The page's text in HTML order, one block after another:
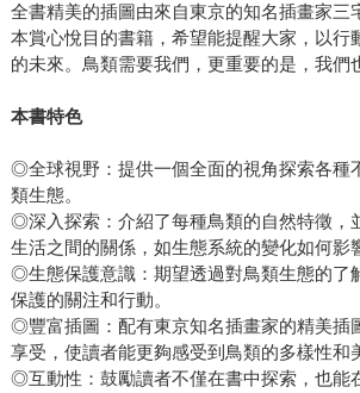
全書精美的插圖由來自東京的知名插畫家三
本賞心悅目的書籍，希望能提醒大家，以行
的未來。鳥類需要我們，更重要的是，我們
本書特色
◎全球視野：提供一個全面的視角探索各種
類生態。
◎深入探索：介紹了每種鳥類的自然特徵，
生活之間的關係，如生態系統的變化如何影
◎生態保護意識：期望透過對鳥類生態的了
保護的關注和行動。
◎豐富插圖：配有東京知名插畫家的精美插
享受，使讀者能更夠感受到鳥類的多樣性和
◎互動性：鼓勵讀者不僅在書中探索，也能